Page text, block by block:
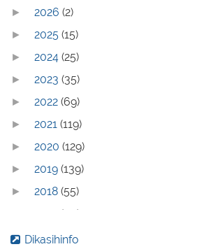
► 2026 (2)
► 2025 (15)
► 2024 (25)
► 2023 (35)
► 2022 (69)
► 2021 (119)
► 2020 (129)
► 2019 (139)
► 2018 (55)
(70)
► December
Dikasihinfo